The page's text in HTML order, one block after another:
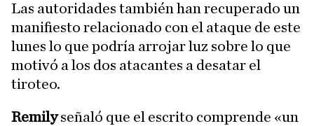
Las autoridades también han recuperado un
manifiesto relacionado con el ataque de este
lunes lo que podría arrojar luz sobre lo que
motivó a los dos atacantes a desatar el
tiroteo.
Remilyseñaló que el escrito comprende «un